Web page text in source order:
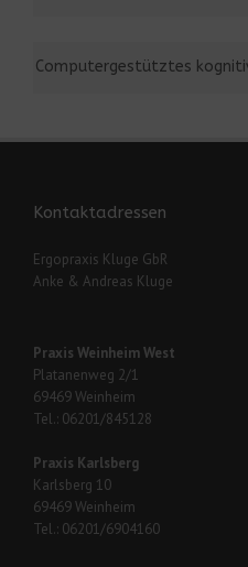
Computergestütztes
Kontaktadressen
Ergopraxis Kluge GbR
Anke & Andreas Kluge
Praxis Weinheim West
Platanenweg 2/1
69469 Weinheim
Tel.: 06201/845128
Praxis Karlsberg
Karlsberg 10
69469 Weinheim
Tel.: 06201/6904160